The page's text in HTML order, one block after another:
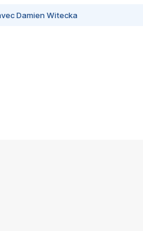
Damien Witecka